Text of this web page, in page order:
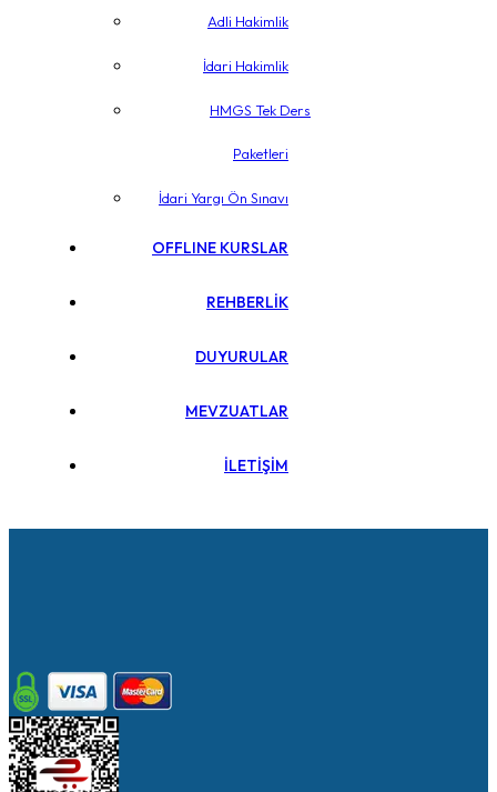
Adli Hakimlik
İdari Hakimlik
HMGS Tek Ders
Paketleri
İdari Yargı Ön Sınavı
OFFLINE KURSLAR
REHBERLİK
DUYURULAR
MEVZUATLAR
İLETİŞİM